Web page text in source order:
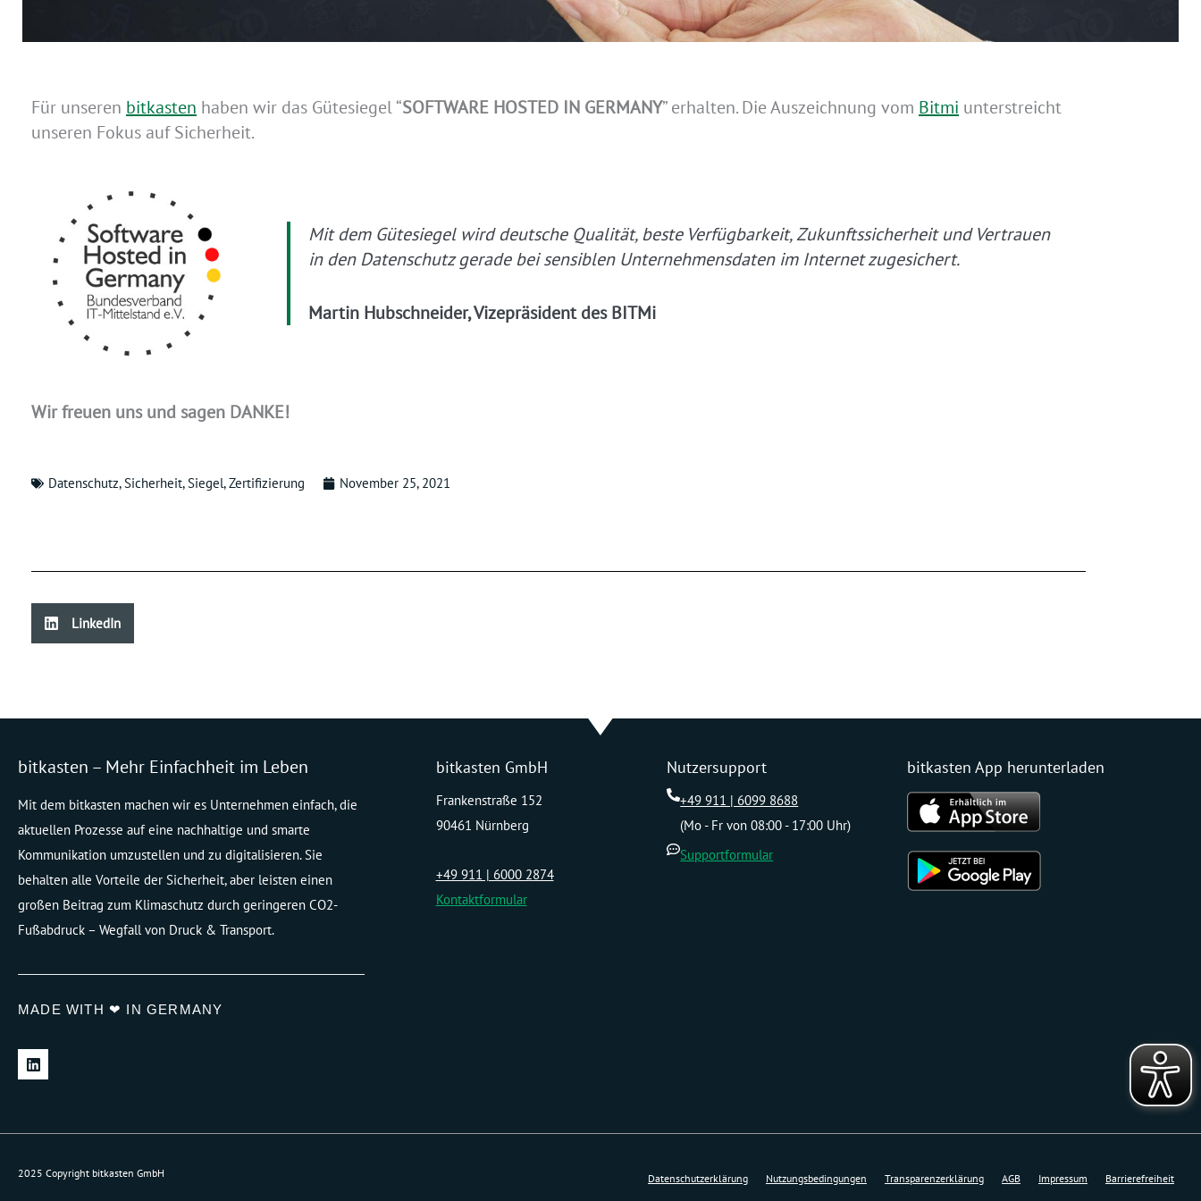
Für unseren bitkasten haben wir das Gütesiegel “SOFTWARE HOSTED IN GERMANY” erhalten. Die Auszeichnung vom Bitmi unterstreicht
unseren Fokus auf Sicherheit.
Mit dem Gütesiegel wird deutsche Qualität, beste Verfügbarkeit, Zukunftssicherheit und Vertrauen
in den Datenschutz gerade bei sensiblen Unternehmensdaten im Internet zugesichert.
Martin Hubschneider, Vizepräsident des BITMi
Wir freuen uns und sagen DANKE!
Datenschutz,Sicherheit,Siegel,Zertifizierung November 25, 2021
LinkedIn
bitkasten – Mehr Einfachheit im Leben
Mit dem bitkasten machen wir es Unternehmen einfach, die
aktuellen Prozesse auf eine nachhaltige und smarte
Kommunikation umzustellen und zu digitalisieren. Sie
behalten alle Vorteile der Sicherheit, aber leisten einen
großen Beitrag zum Klimaschutz durch geringeren CO2-
Fußabdruck – Wegfall von Druck & Transport.
MADE WITH ❤ IN GERMANY
L
i
n
d
bitkasten GmbH
Frankenstraße 152
90461 Nürnberg
+49 911 | 6000 2874
Kontaktformular
Nutzersupport
+49 911 | 6099 8688
(Mo - Fr von 08:00 - 17:00 Uhr)
Supportformular
bitkasten App herunterladen
2025 Copyright bitkasten GmbH Datenschutzerklärung Nutzungsbedingungen Transparenzerklärung AGB Impressum Barrierefreiheit